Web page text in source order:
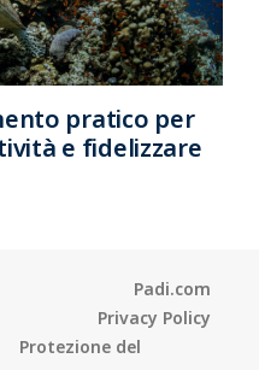
pratico per
e fidelizzare
Padi.com
Privacy Policy
Protezione del